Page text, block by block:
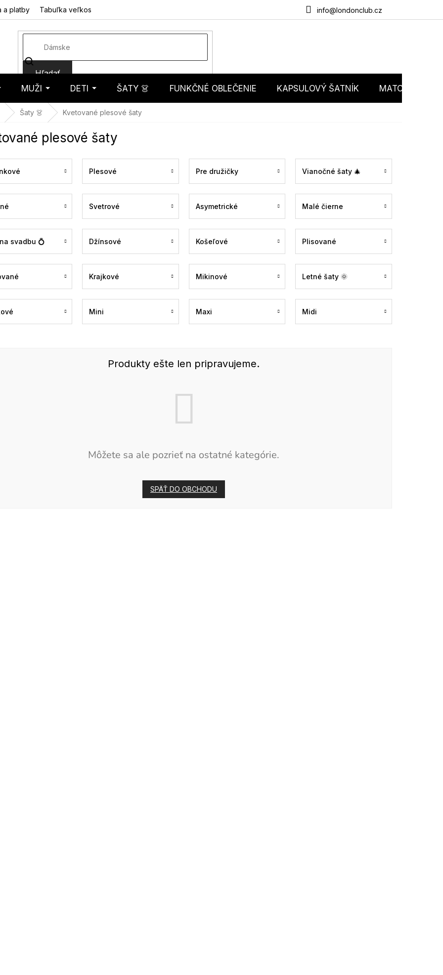
info@londonclub.cz
a platby Tabuľka veľkostí Obchodné podmienky Podmienky ochrany
Hľadať
MUŽI DETI ŠATY 👗 FUNKČNÉ OBLEČENIE KAPSULOVÝ ŠATNÍK MATCHY
Šaty 👗 Kvetované plesové šaty
plesové šaty
Plesové Pre družičky Vianočné šaty 🎄
Svetrové Asymetrické Malé čierne
svadbu 💍 Džínsové Košeľové Plisované
Krajkové Mikinové Letné šaty 🌞
Mini Maxi Midi
Produkty ešte len pripravujeme.
Môžete sa ale pozrieť na ostatné kategórie.
SPÄŤ DO OBCHODU